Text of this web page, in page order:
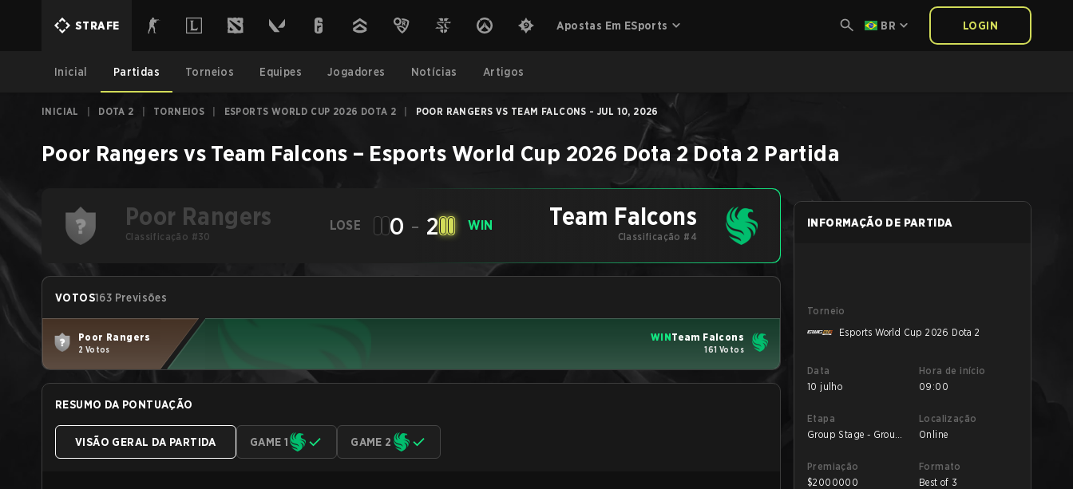
STRAFE Apostas Em ESports BR LOGIN
Inicial Partidas Torneios Equipes Jogadores Notícias Artigos
INICIAL DOTA 2 TORNEIOS ESPORTS WORLD CUP 2026 DOTA 2 POOR RANGERS VS TEAM FALCONS - JUL 10, 2026
Poor Rangers vs Team Falcons – Esports World Cup 2026 Dota 2 Dota 2 Partida
Poor Rangers
Classificação #30
LOSE 0 - 2 WIN Team Falcons
Classificação #4
VOTOS163 Previsões
Poor Rangers
2 Votos
WINTeam Falcons
161 Votos
RESUMO DA PONTUAÇÃO
VISÃO GERAL DA PARTIDA GAME 1 GAME 2
INFORMAÇÃO DE PARTIDA
Torneio
Esports World Cup 2026 Dota 2
Data
10 julho
Hora de início
09:00
Etapa
Group Stage - Group
Localização
Online
Premiação
$2000000
Formato
Best of 3